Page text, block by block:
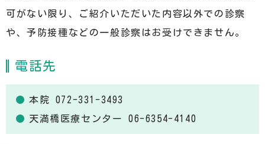
可がない限り、ご紹介いただいた内容以外での診察
や、予防接種などの一般診察はお受けできません。
電話先
本院 072-331-3493
天満橋医療センター 06-6354-4140